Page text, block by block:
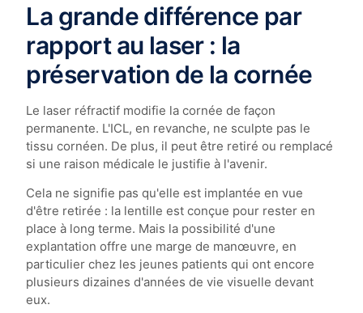
La grande différence par
rapport au laser : la
préservation de la cornée
Le laser réfractif modifie la cornée de façon
permanente. L'ICL, en revanche, ne sculpte pas le
tissu cornéen. De plus, il peut être retiré ou remplacé
si une raison médicale le justifie à l'avenir.
Cela ne signifie pas qu'elle est implantée en vue
d'être retirée : la lentille est conçue pour rester en
place à long terme. Mais la possibilité d'une
explantation offre une marge de manœuvre, en
particulier chez les jeunes patients qui ont encore
plusieurs dizaines d'années de vie visuelle devant
eux.